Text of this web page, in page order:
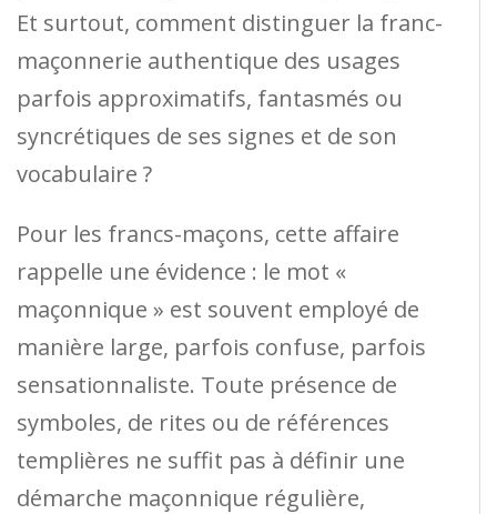
Et surtout, comment distinguer la franc-
maçonnerie authentique des usages
parfois approximatifs, fantasmés ou
syncrétiques de ses signes et de son
vocabulaire ?
Pour les francs-maçons, cette affaire
rappelle une évidence : le mot «
maçonnique » est souvent employé de
manière large, parfois confuse, parfois
sensationnaliste. Toute présence de
symboles, de rites ou de références
templières ne suffit pas à définir une
démarche maçonnique régulière,